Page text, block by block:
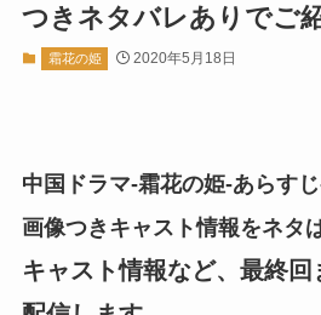
つきネタバレありでご
霜花の姫 2020年5月18日
中国ドラマ-霜花の姫-あらす
画像つきキャスト情報をネタ
キャスト情報など、最終